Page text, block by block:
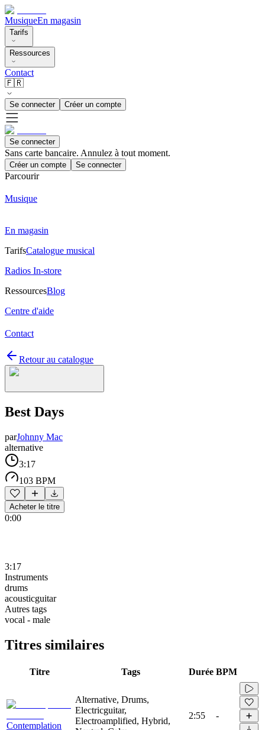
MusiqueEn magasin
Tarifs
Ressources
Contact
🇫🇷
Se connecter Créer un compte
Se connecter
Sans carte bancaire. Annulez à tout moment.
Créer un compte Se connecter
Parcourir
Musique
En magasin
TarifsCatalogue musical
Radios In-store
RessourcesBlog
Centre d'aide
Contact
Retour au catalogue
Best Days
parJohnny Mac
alternative
3:17
103 BPM
Acheter le titre
0:00
3:17
Instruments
drums
acousticguitar
Autres tags
vocal - male
Titres similaires
Titre Tags Durée BPM
Contemplation
Alternative, Drums,
Electricguitar,
Electroamplified, Hybrid,
2:55 -